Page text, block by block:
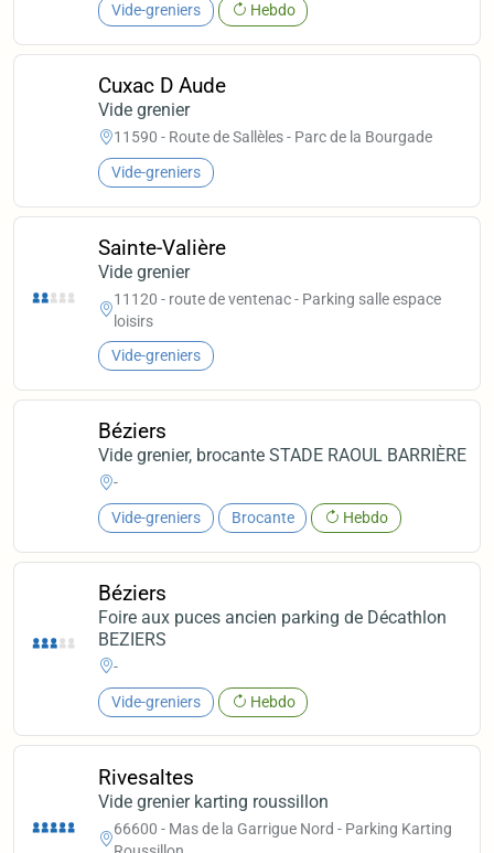
Vide-greniers Hebdo
Cuxac D Aude
Vide grenier
11590 - Route de Sallèles - Parc de la Bourgade
Vide-greniers
Sainte-Valière
Vide grenier
11120 - route de ventenac - Parking salle espace
loisirs
Vide-greniers
Béziers
Vide grenier, brocante STADE RAOUL BARRIÈRE
-
Vide-greniers Brocante Hebdo
Béziers
Foire aux puces ancien parking de Décathlon
BEZIERS
-
Vide-greniers Hebdo
Rivesaltes
Vide grenier karting roussillon
66600 - Mas de la Garrigue Nord - Parking Karting